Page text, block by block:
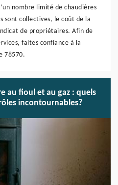
nombre limité de chaudières
sont collectives, le coût de la
de propriétaires. Afin de
faites confiance à la
78570.
au fioul et au gaz : quels
incontournables?